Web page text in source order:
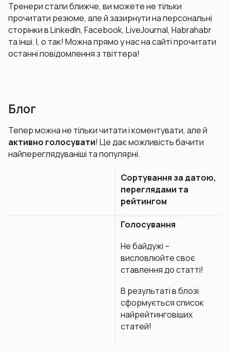
Тренери стали ближче, ви можете не тільки
прочитати резюме, але й зазирнути на персональні
сторінки вLinkedIn, Facebook, LiveJournal, Habrahabr
та інші. І, о так! Можна прямо у нас на сайті прочитати
останні повідомлення з твіттера!
Блог
Тепер можна не тільки читати і коментувати, але й
активно голосувати! Це дає можливість бачити
найпереглядуваніші та популярні.
Сортування за датою,
переглядами та
рейтингом
Голосування
Не байдужі –
висловлюйте своє
ставлення до статті!
В результаті в блозі
сформується список
найрейтинговіших
статей!